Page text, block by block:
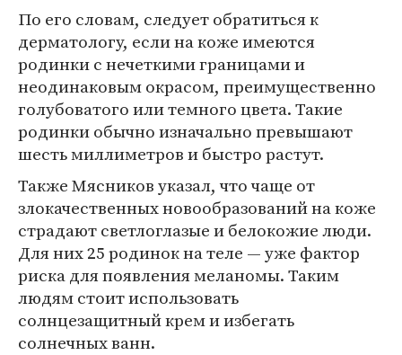
По его словам, следует обратиться к
дерматологу, если на коже имеются
родинки с нечеткими границами и
неодинаковым окрасом, преимущественно
голубоватого или темного цвета. Такие
родинки обычно изначально превышают
шесть миллиметров и быстро растут.
Также Мясников указал, что чаще от
злокачественных новообразований на коже
страдают светлоглазые и белокожие люди.
Для них 25 родинок на теле — уже фактор
риска для появления меланомы. Таким
людям стоит использовать
солнцезащитный крем и избегать
солнечных ванн.